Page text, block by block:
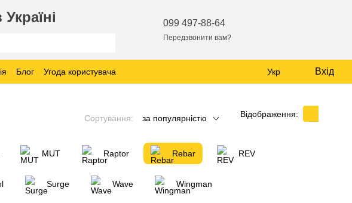
099 497-88-64
Передзвонити вам?
Блог Угода користувача Укр Вхід
Сортування: за популярністю Відображення:
MUT Raptor Rebar REV
Surge Wave Wingman